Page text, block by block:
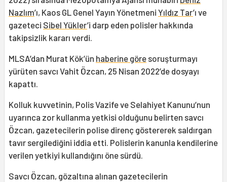
Nazlım’ı, Kaos GL Genel Yayın Yönetmeni Yıldız Tar’ı ve
gazeteci Sibel Yükler’i darp eden polisler hakkında
takipsizlik kararı verdi.
MLSA’dan Murat Kök’ün haberine göre soruşturmayı
yürüten savcı Vahit Özcan, 25 Nisan 2022’de dosyayı
kapattı.
Kolluk kuvvetinin, Polis Vazife ve Selahiyet Kanunu’nun
uyarınca zor kullanma yetkisi olduğunu belirten savcı
Özcan, gazetecilerin polise direnç göstererek saldırgan
tavır sergilediğini iddia etti. Polislerin kanunla kendilerine
verilen yetkiyi kullandığını öne sürdü.
Savcı Özcan, gözaltına alınan gazetecilerin